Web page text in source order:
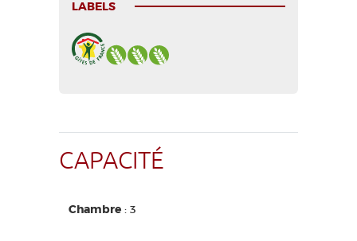
LABELS
CAPACITÉ
Chambre : 3